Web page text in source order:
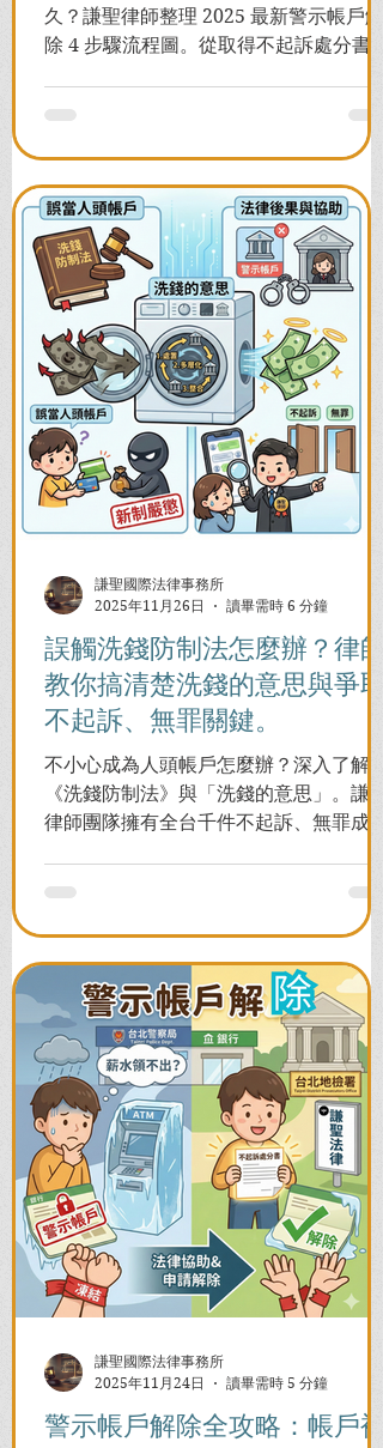
久？謙聖律師整理 2025 最新警示帳戶解
除 4 步驟流程圖。從取得不起訴處分書到
誤觸洗錢防制法怎麼辦？律師
教你搞清楚洗錢的意思與爭取
不起訴、無罪關鍵。
不小心成為人頭帳戶怎麼辦？深入了解
《洗錢防制法》與「洗錢的意思」。謙聖
律師團隊擁有全台千件不起訴、無罪成功
謙聖國際法律事務所
2025年11月26日
讀畢需時 6 分鐘
警示帳戶解除全攻略：帳戶被
謙聖國際法律事務所
2025年11月24日
讀畢需時 5 分鐘